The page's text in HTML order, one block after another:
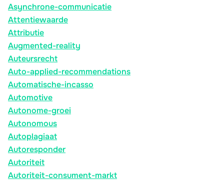
Asynchrone-communicatie
Attentiewaarde
Attributie
Augmented-reality
Auteursrecht
Auto-applied-recommendations
Automatische-incasso
Automotive
Autonome-groei
Autonomous
Autoplagiaat
Autoresponder
Autoriteit
Autoriteit-consument-markt